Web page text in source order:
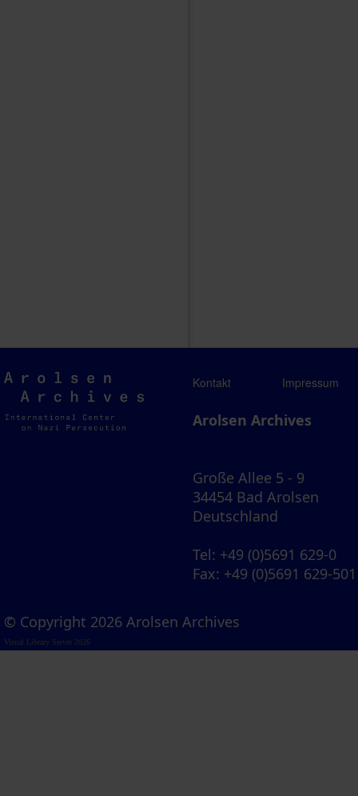
Arolsen
Archives
Kontakt Impressum
Arolsen Archives
Große Allee 5 - 9
34454 Bad Arolsen
Deutschland
Tel: +49 (0)5691 629-0
Fax: +49 (0)5691 629-501
© Copyright 2026 Arolsen Archives
Visual Library Server 2026